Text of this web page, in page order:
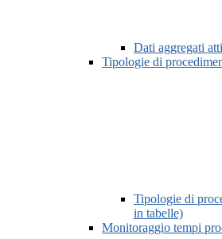
Dati aggregati
Tipologie di
Tipologie di
in tabelle)
Monitoraggio tempi